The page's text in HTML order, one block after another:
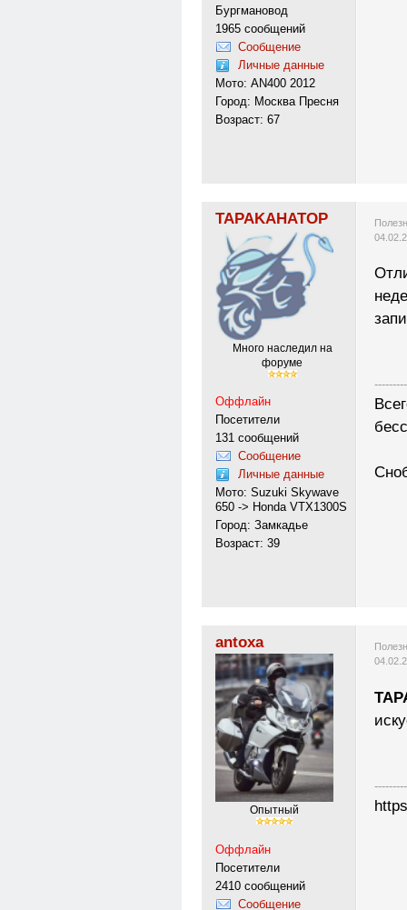
Бургмановод
1965 сообщений
Сообщение
Личные данные
Мото: AN400 2012
Город: Москва Пресня
Возраст: 67
TAPAKAHATOP
Много наследил на
форуме
Оффлайн
Посетители
131 сообщений
Сообщение
Личные данные
Мото: Suzuki Skywave
650 -> Honda VTX1300S
Город: Замкадье
Возраст: 39
antoxa
Опытный
Оффлайн
Посетители
2410 сообщений
Сообщение